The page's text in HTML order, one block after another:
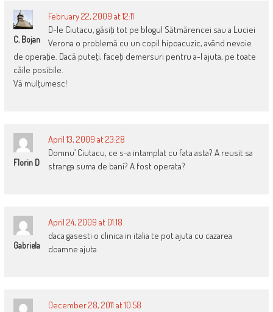
C. Bojan
February 22, 2009 at 12:11
D-le Ciutacu, găsiţi tot pe blogul Sătmărencei sau a Luciei
Verona o problemă cu un copil hipoacuzic, având nevoie
de operaţie. Dacă puteţi, faceţi demersuri pentru a-l ajuta, pe toate
căile posibile.
Vă mulţumesc!
Florin D
April 13, 2009 at 23:28
Domnu’ Ciutacu, ce s-a intamplat cu fata asta? A reusit sa
stranga suma de bani? A fost operata?
Gabriela
April 24, 2009 at 01:18
daca gasesti o clinica in italia te pot ajuta cu cazarea
doamne ajuta
December 28, 2011 at 10:58